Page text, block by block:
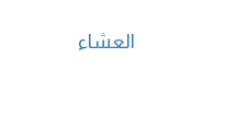
العشاء